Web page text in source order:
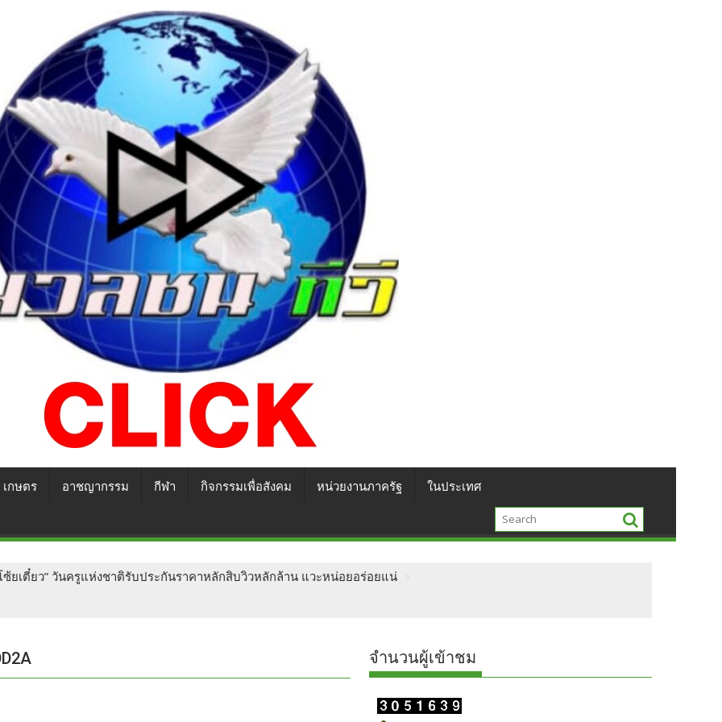
เกษตร อาชญากรรม กีฬา กิจกรรมเพื่อสังคม หน่วยงานภาครัฐ ในประเทศ
ยเตี๋ยว” วันครูแห่งชาติรับประกันราคาหลักสิบวิวหลักล้าน แวะหน่อยอร่อยแน่
จำนวนผู้เข้าชม